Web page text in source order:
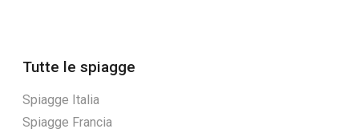
Tutte le spiagge
Spiagge Italia
Spiagge Francia